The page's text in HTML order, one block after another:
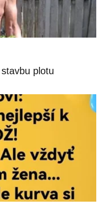
plotu